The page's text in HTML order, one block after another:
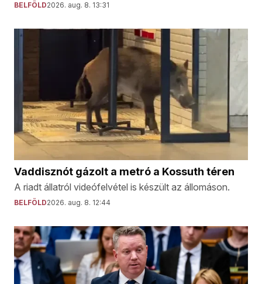
BELFÖLD2026. aug. 8. 13:31
Vaddisznót gázolt a metró a Kossuth téren
A riadt állatról videófelvétel is készült az állomáson.
BELFÖLD2026. aug. 8. 12:44